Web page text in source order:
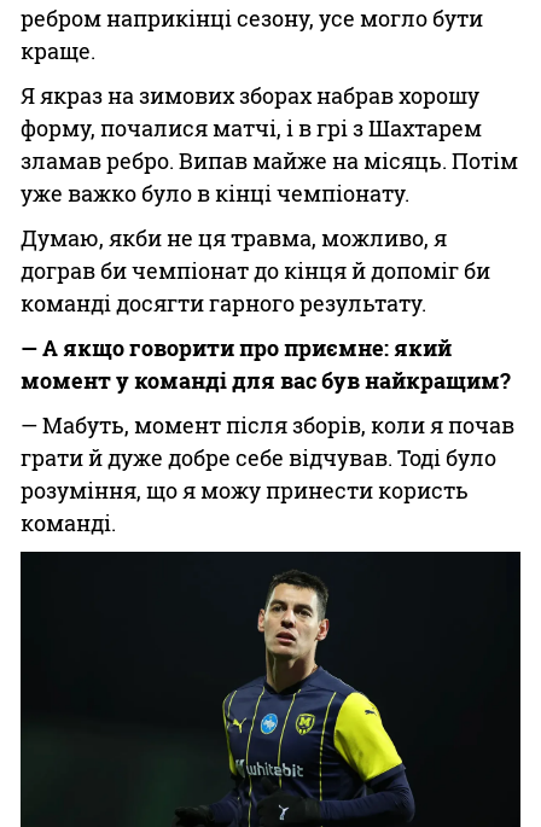
ребром наприкінці сезону, усе могло бути
краще.
Я якраз на зимових зборах набрав хорошу
форму, почалися матчі, і в грі з Шахтарем
зламав ребро. Випав майже на місяць. Потім
уже важко було в кінці чемпіонату.
Думаю, якби не ця травма, можливо, я
дограв би чемпіонат до кінця й допоміг би
команді досягти гарного результату.
— А якщо говорити про приємне: який
момент у команді для вас був найкращим?
— Мабуть, момент після зборів, коли я почав
грати й дуже добре себе відчував. Тоді було
розуміння, що я можу принести користь
команді.